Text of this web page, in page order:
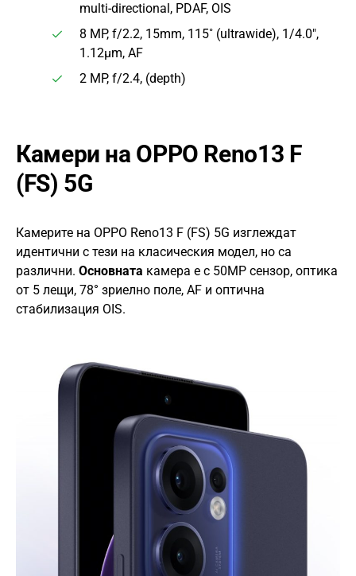
multi-directional, PDAF, OIS
8 MP, f/2.2, 15mm, 115˚ (ultrawide), 1/4.0″,
1.12µm, AF
2 MP, f/2.4, (depth)
Камери на OPPO Reno13 F
(FS) 5G
Камерите на OPPO Reno13 F (FS) 5G изглеждат
идентични с тези на класическия модел, но са
различни. Основната камера е с 50MP сензор, оптика
от 5 лещи, 78° зриелно поле, AF и оптична
стабилизация OIS.